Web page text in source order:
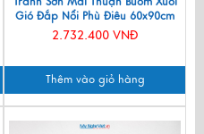
Gió Đắp Nổi Phù Điêu 60x90cm
TSM699-3-1
2.732.400 VNĐ
Thêm vào giỏ hàng